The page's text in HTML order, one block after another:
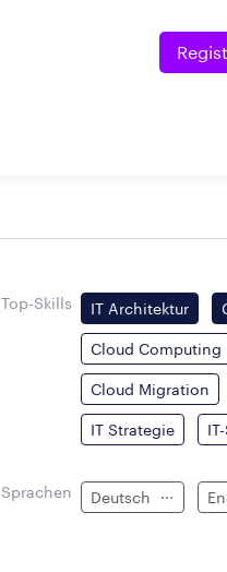
Top-Skills IT Architektur
Cloud Computing
Cloud Migration
IT Strategie
Sprachen Deutsch